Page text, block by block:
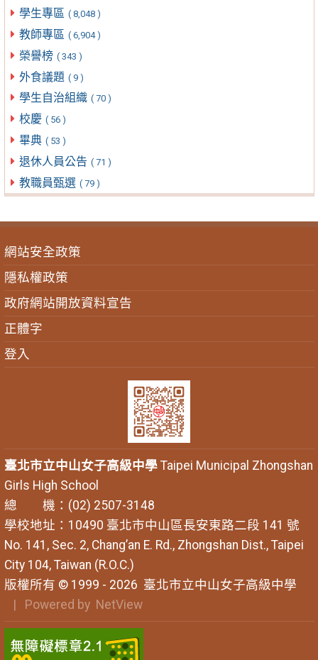
學生專區 ( 8,048 )
教師專區 ( 6,904 )
榮譽榜 ( 343 )
外食議題 ( 9 )
學生自治組織 ( 70 )
校慶 ( 56 )
畢典 ( 53 )
退休人員公告 ( 71 )
教職員甄選 ( 79 )
網站安全政策
隱私權政策
政府網站開放資料宣告
正體字
登入
臺北市立中山女子高級中學Taipei Municipal Zhongshan
Girls High School
總 機：(02) 2507-3148
學校地址：10490 臺北市中山區長安東路二段 141 號
No. 141, Sec. 2, Chang’an E. Rd., Zhongshan Dist., Taipei
City 104, Taiwan (R.O.C.)
版權所有 © 1999 - 2026 臺北市立中山女子高級中學
| Powered by NetView